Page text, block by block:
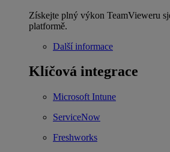
Získejte plný výkon TeamVieweru
platformě.
Další informace
Klíčová integrace
Microsoft Intune
ServiceNow
Freshworks